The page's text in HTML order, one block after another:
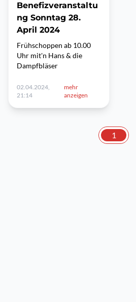
Benefizveranstaltu
ng Sonntag 28.
April 2024
Frühschoppen ab 10.00
Uhr mit'n Hans & die
Dampfbläser
02.04.2024,
21:14
mehr
anzeigen
1